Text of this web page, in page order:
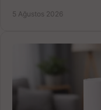
5 Ağustos 2026